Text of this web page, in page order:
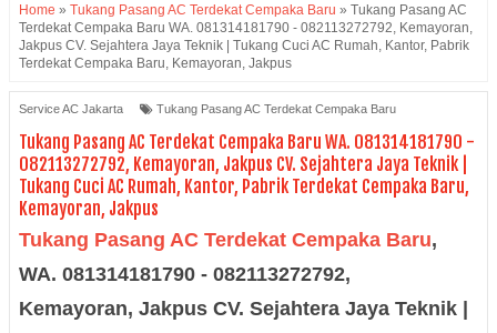
Home » Tukang Pasang AC Terdekat Cempaka Baru » Tukang Pasang AC
Terdekat Cempaka Baru WA. 081314181790 - 082113272792, Kemayoran,
Jakpus CV. Sejahtera Jaya Teknik | Tukang Cuci AC Rumah, Kantor, Pabrik
Terdekat Cempaka Baru, Kemayoran, Jakpus
Service AC Jakarta Tukang Pasang AC Terdekat Cempaka Baru
Tukang Pasang AC Terdekat Cempaka Baru WA. 081314181790 -
082113272792, Kemayoran, Jakpus CV. Sejahtera Jaya Teknik |
Tukang Cuci AC Rumah, Kantor, Pabrik Terdekat Cempaka Baru,
Kemayoran, Jakpus
Tukang Pasang AC Terdekat Cempaka Baru,
WA. 081314181790 - 082113272792,
Kemayoran, Jakpus CV. Sejahtera Jaya Teknik |